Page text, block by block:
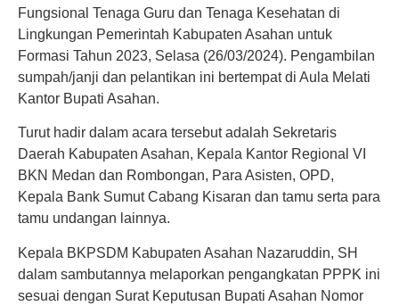
Fungsional Tenaga Guru dan Tenaga Kesehatan di
Lingkungan Pemerintah Kabupaten Asahan untuk
Formasi Tahun 2023, Selasa (26/03/2024). Pengambilan
sumpah/janji dan pelantikan ini bertempat di Aula Melati
Kantor Bupati Asahan.
Turut hadir dalam acara tersebut adalah Sekretaris
Daerah Kabupaten Asahan, Kepala Kantor Regional VI
BKN Medan dan Rombongan, Para Asisten, OPD,
Kepala Bank Sumut Cabang Kisaran dan tamu serta para
tamu undangan lainnya.
Kepala BKPSDM Kabupaten Asahan Nazaruddin, SH
dalam sambutannya melaporkan pengangkatan PPPK ini
sesuai dengan Surat Keputusan Bupati Asahan Nomor